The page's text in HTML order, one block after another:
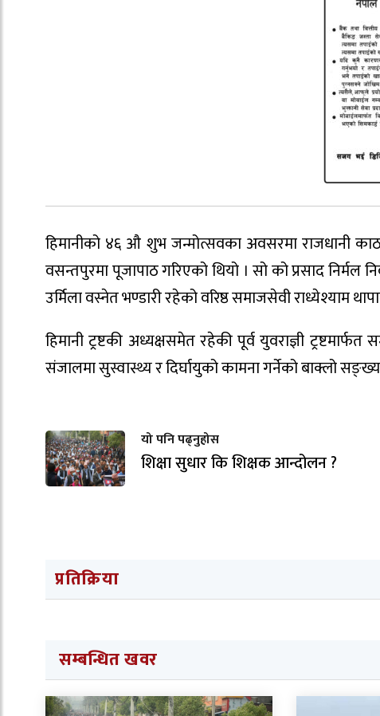
हिमानीको ४६ औ शुभ जन्मोत्सवका अवसरमा राजधानी
वसन्तपुरमा पूजापाठ गरिएको थियो । सो को प्रसाद निर्मल
उर्मिला वस्नेत भण्डारी रहेको वरिष्ठ समाजसेवी राध्येश्याम
हिमानी ट्रष्टकी अध्यक्षसमेत रहेकी पूर्व युवराज्ञी
संजालमा सुस्वास्थ्य र दिर्घायुको कामना गर्नेको बाक्लो
यो पनि पढ्नुहोस
शिक्षा सुधार कि शिक्षक आन्दोलन ?
प्रतिक्रिया
सम्बन्धित खवर